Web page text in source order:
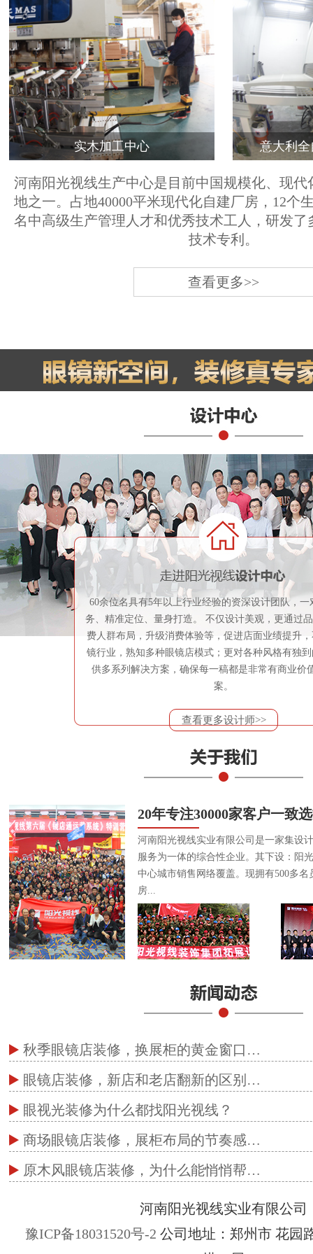
实木加工中心 意大利
河南阳光视线生产中心是目前中国规模化、现代
地之一。占地40000平米现代化自建厂房，12个
名中高级生产管理人才和优秀技术工人，研发了
技术专利。
查看更多>>
60余位名具有5年以上行业经验的资深设计团队，一
务、精准定位、量身打造。 不仅设计美观，更通过
费人群布局，升级消费体验等，促进店面业绩提升
镜行业，熟知多种眼镜店模式；更对各种风格有独
供多系列解决方案，确保每一稿都是非常有商业价
案。
查看更多设计师>>
20年专注30000家客户一致
河南阳光视线实业有限公司是一家集设
服务为一体的综合性企业。其下设：阳
中心城市销售网络覆盖。现拥有500多
房...
秋季眼镜店装修，换展柜的黄金窗口…
眼镜店装修，新店和老店翻新的区别…
眼视光装修为什么都找阳光视线？
商场眼镜店装修，展柜布局的节奏感…
原木风眼镜店装修，为什么能悄悄帮…
河南阳光视线实业有限公司
豫ICP备18031520号-2 公司地址：郑州市 花园